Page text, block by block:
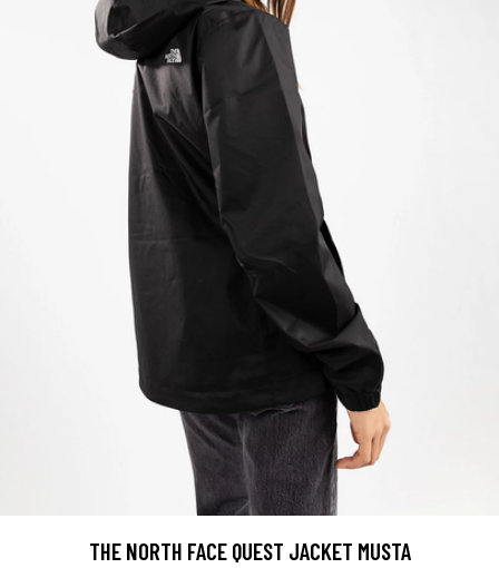
THE NORTH FACE QUEST JACKET MUSTA